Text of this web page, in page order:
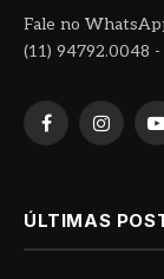
Fale no
(11) 94792.0048
Facebook
ÚLTIMAS